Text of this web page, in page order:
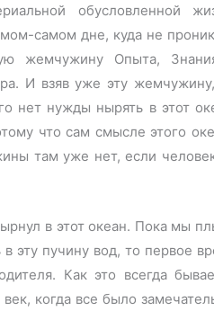
обусловленной
самом дне, куда не
жемчужину Опыта,
И взяв уже эту
нет нужды нырять в этот
что сам смысле этого
там уже нет, если
в этот океан. Пока мы
эту пучину вод, то первое
Как это всегда
когда все было